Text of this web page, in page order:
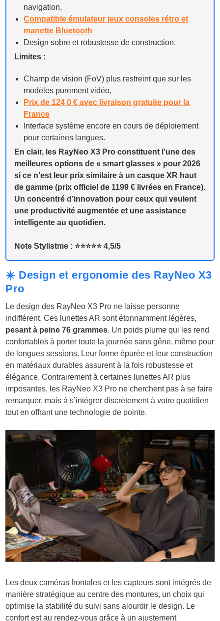
navigation,
Compatible émulateur jeux consoles rétro et
manette Bluetooth
Design sobre et robustesse de construction.
Limites :
Champ de vision (FoV) plus restreint que sur les
modèles purement vidéo,
Prix de 124 0 € avec livraison gratuite pour la
France
Interface système encore en cours de déploiement
pour certaines langues.
En clair, les RayNeo X3 Pro constituent l’une des
meilleures options de « smart glasses » pour 2026
si ce n’est leur prix similaire à un casque XR haut
de gamme (prix officiel de 1199 € livrées en France).
Un concentré d’innovation pour ceux qui veulent
une productivité augmentée et une assistance
intelligente au quotidien.
Note Stylistme : ⭐️⭐️⭐️⭐️⭐️ 4,5/5
☀️ Design et ergonomie des RayNeo X3
Pro
Le design des RayNeo X3 Pro ne laisse personne
indifférent. Ces lunettes AR sont étonnamment légères,
pesant à peine 76 grammes. Un poids plume qui les rend
confortables à porter toute la journée sans gêne, même pour
de longues sessions. Leur forme épurée et leur construction
en matériaux durables assurent à la fois robustesse et
élégance. Contrairement à certaines lunettes AR plus
imposantes, les RayNeo X3 Pro ne cherchent pas à se faire
remarquer, mais à s’intégrer discrètement à votre quotidien
tout en offrant une technologie de pointe.
Les deux caméras frontales et les capteurs sont intégrés de
manière stratégique au centre des montures, un choix qui
optimise la stabilité du suivi sans alourdir le design. Le
confort est au rendez-vous grâce à un ajustement